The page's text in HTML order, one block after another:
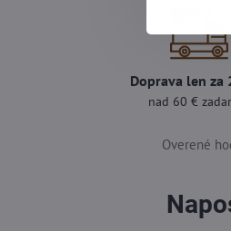
Doprava len za
nad 60 €
Overené